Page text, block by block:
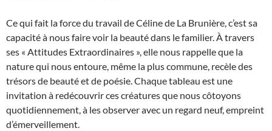
Ce qui fait la force du travail de Céline de La Brunière, c’est sa
capacité à nous faire voir la beauté dans le familier. À travers
ses « Attitudes Extraordinaires », elle nous rappelle que la
nature qui nous entoure, même la plus commune, recèle des
trésors de beauté et de poésie. Chaque tableau est une
invitation à redécouvrir ces créatures que nous côtoyons
quotidiennement, à les observer avec un regard neuf, empreint
d’émerveillement.